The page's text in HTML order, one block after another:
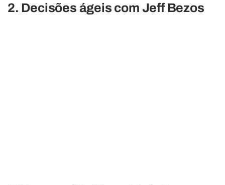
2. Decisões ágeis com Jeff Bezos